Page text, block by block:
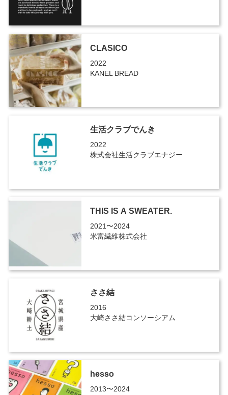
CLASICO
2022
KANEL BREAD
生活クラブでんき
2022
株式会社生活クラブエナジー
THIS IS A SWEATER.
2021〜2024
米富繊維株式会社
ささ結
2016
大崎ささ結コンソーシアム
hesso
2013〜2024